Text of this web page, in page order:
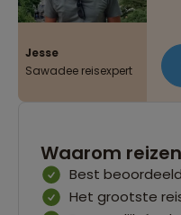
Jesse
Sawadee reisexpert
Waarom
Best
Het grootste